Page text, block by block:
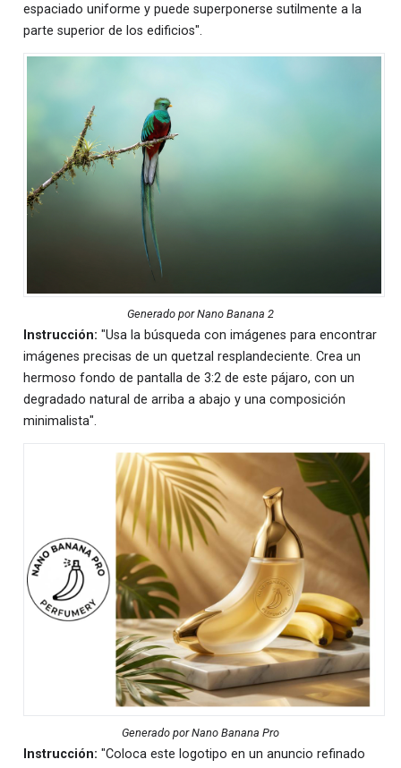
espaciado uniforme y puede superponerse sutilmente a la
parte superior de los edificios".
Generado por Nano Banana 2
Instrucción: "Usa la búsqueda con imágenes para encontrar
imágenes precisas de un quetzal resplandeciente. Crea un
hermoso fondo de pantalla de 3:2 de este pájaro, con un
degradado natural de arriba a abajo y una composición
minimalista".
Generado por Nano Banana Pro
Instrucción: "Coloca este logotipo en un anuncio refinado